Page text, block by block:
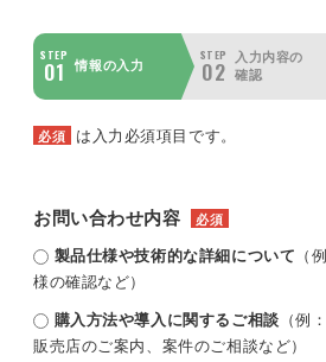
STEP
01 情報の入力
STEP
02
入力内容の
確認
必須 は入力必須項目です。
お問い合わせ内容 必須
製品仕様や技術的な詳細について （
様の確認など）
購入方法や導入に関するご相談 （例
販売店のご案内、案件のご相談など）